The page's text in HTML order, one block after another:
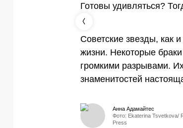
Готовы удивляться?
Советские звезды, как
жизни. Некоторые
громкими разрывами.
знаменитостей
Фото: Ekaterina Tsvetkova/
Press
Анна Адамайтес